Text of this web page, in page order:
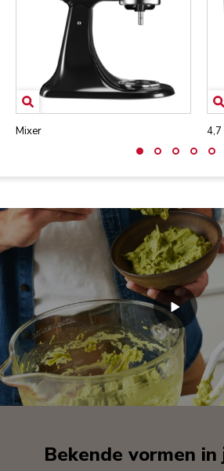
Mixer 4,7
Bekende vormen in